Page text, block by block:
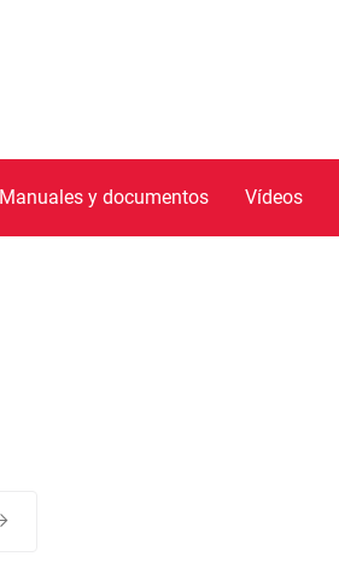
Manuales y documentos Vídeos